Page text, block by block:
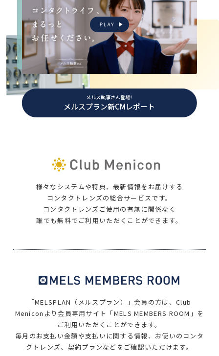
メルス執事さん登場！
メルスプラン新CMレポート
様々なシステムや特典、最新情報をお届けする
コンタクトレンズの総合サービスです。
コンタクトレンズご使用の有無に関係なく
誰でも無料でご利用いただくことができます。
「MELSPLAN（メルスプラン）」会員の方は、 Club
Meniconより会員専用サイト 「MELS MEMBERS ROOM」を
ご利用いただくことができます。
毎月のお支払い金額や支払いに関する情報、 お使いのコンタ
クトレンズ、契約プランなどをご確認いただけます。